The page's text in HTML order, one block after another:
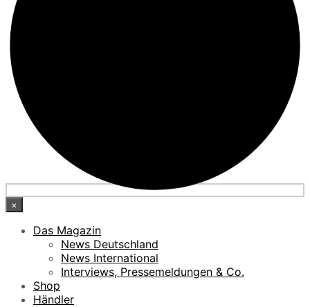
×
Das Magazin
News Deutschland
News International
Interviews, Pressemeldungen & Co.
Shop
Händler